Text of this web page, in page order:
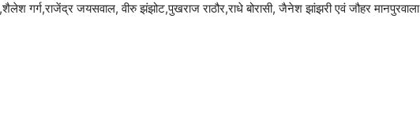
गर्ग,राजेंद्र जयसवाल, वीरु झंझोट,पुखराज राठौर,राधे बोरासी, जैनेश झांझरी एवं जौहर मानपुरवाला